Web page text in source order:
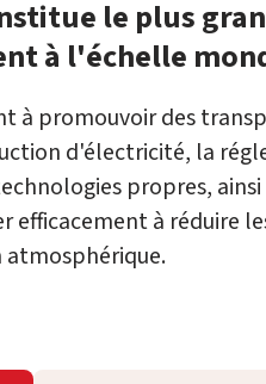
le plus
à l'échelle
à promouvoir des
d'électricité, la
propres,
à réduire